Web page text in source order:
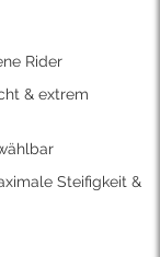
Rider
& extrem
Steifigkeit &